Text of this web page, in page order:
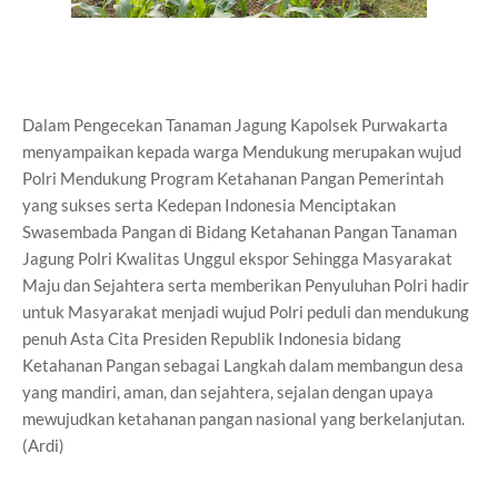
Dalam Pengecekan Tanaman Jagung Kapolsek Purwakarta
menyampaikan kepada warga Mendukung merupakan wujud
Polri Mendukung Program Ketahanan Pangan Pemerintah
yang sukses serta Kedepan Indonesia Menciptakan
Swasembada Pangan di Bidang Ketahanan Pangan Tanaman
Jagung Polri Kwalitas Unggul ekspor Sehingga Masyarakat
Maju dan Sejahtera serta memberikan Penyuluhan Polri hadir
untuk Masyarakat menjadi wujud Polri peduli dan mendukung
penuh Asta Cita Presiden Republik Indonesia bidang
Ketahanan Pangan sebagai Langkah dalam membangun desa
yang mandiri, aman, dan sejahtera, sejalan dengan upaya
mewujudkan ketahanan pangan nasional yang berkelanjutan.
(Ardi)